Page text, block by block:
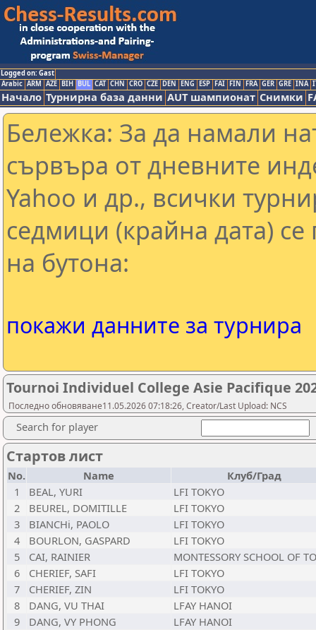
Logged on: Gast
Arabic ARM AZE BIH BUL CAT CHN CRO CZE DEN ENG ESP FAI FIN FRA GER GRE INA
Начало Турнирна база данни AUT шампионат Снимки
Бележка: За да намали
сървъра от дневните
Yahoo и др., всички
седмици (крайна дата) се
на бутона:
покажи данните за турнира
Tournoi Individuel College Asie Pacifique
Последно обновяване11.05.2026 07:18:26, Creator/Last Upload: NCS
Search for player
Стартов лист
No. Name
Клуб/Град
1
BEAL, YURI
LFI TOKYO
2
BEUREL, DOMITILLE
LFI TOKYO
3
BIANCHi, PAOLO
LFI TOKYO
4
BOURLON, GASPARD
LFI TOKYO
5
CAI, RAINIER
MONTESSORY SCHOOL OF
6
CHERIEF, SAFI
LFI TOKYO
7
CHERIEF, ZIN
LFI TOKYO
8
DANG, VU THAI
LFAY HANOI
9
DANG, VY PHONG
LFAY HANOI